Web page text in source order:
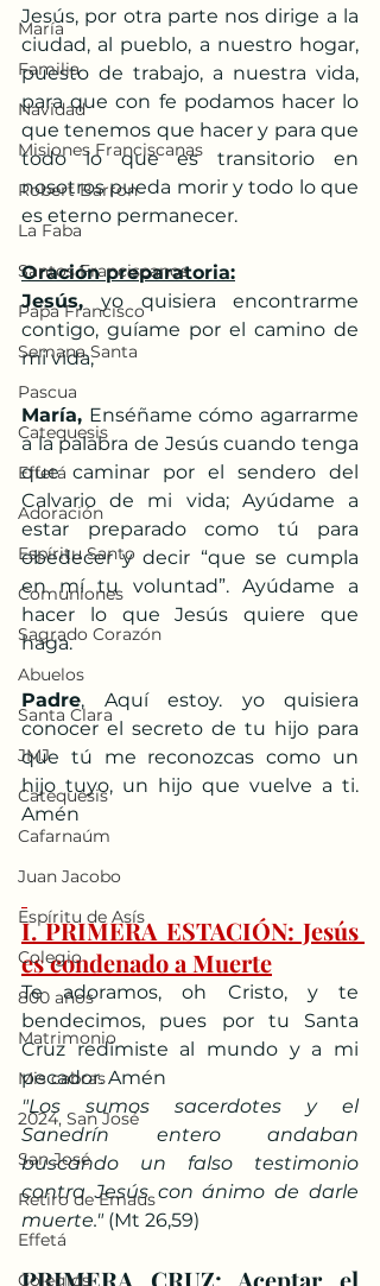
María
Familia
Navidad
Misiones Franciscanas
Robert Barron
La Faba
Santos Franciscanos
Papa Francisco
Semana Santa
Pascua
Catequesis
Effetá
Adoración
Espíritu Santo
Comuniones
Sagrado Corazón
Abuelos
Santa Clara
JMJ
Catequesis
Cafarnaúm
Juan Jacobo
Espíritu de Asís
Colegio
800 años
Matrimonio
Mis cabras
2024, San José
San José
Retiro de Emaús
Effetá
Colegios
Jesús, por otra parte nos dirige a la
ciudad, al pueblo, a nuestro hogar,
puesto de trabajo, a nuestra vida,
para que con fe podamos hacer lo
que tenemos que hacer y para que
todo lo que es transitorio en
nosotros pueda morir y todo lo que
es eterno permanecer.
Oración preparatoria:
Jesús, yo quisiera encontrarme
contigo, guíame por el camino de
mi vida,
María, Enséñame cómo agarrarme
a la palabra de Jesús cuando tenga
que caminar por el sendero del
Calvario de mi vida; Ayúdame a
estar preparado como tú para
obedecer y decir “que se cumpla
en mí tu voluntad”. Ayúdame a
hacer lo que Jesús quiere que
haga.
Padre, Aquí estoy. yo quisiera
conocer el secreto de tu hijo para
que tú me reconozcas como un
hijo tuyo, un hijo que vuelve a ti.
Amén
I. PRIMERA ESTACIÓN: Jesús
es condenado a Muerte
Te adoramos, oh Cristo, y te
bendecimos, pues por tu Santa
Cruz redimiste al mundo y a mi
pecador. Amén
"Los sumos sacerdotes y el
Sanedrín entero andaban
buscando un falso testimonio
contra Jesús con ánimo de darle
muerte." (Mt 26,59)
PRIMERA CRUZ: Aceptar el